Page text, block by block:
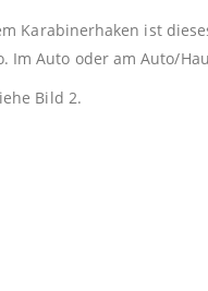
Karabinerhaken ist
Im Auto oder am Auto/
Bild 2.